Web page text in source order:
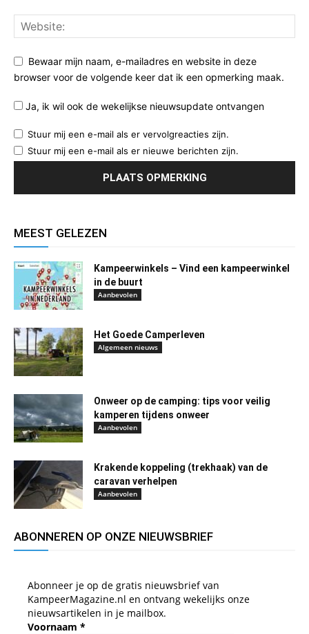
Bewaar mijn naam, e-mailadres en website in deze
browser voor de volgende keer dat ik een opmerking maak.
Ja, ik wil ook de wekelijkse nieuwsupdate ontvangen
Stuur mij een e-mail als er vervolgreacties zijn.
Stuur mij een e-mail als er nieuwe berichten zijn.
MEEST GELEZEN
Kampeerwinkels – Vind een kampeerwinkel
in de buurt
Aanbevolen
Het Goede Camperleven
Algemeen nieuws
Onweer op de camping: tips voor veilig
kamperen tijdens onweer
Aanbevolen
Krakende koppeling (trekhaak) van de
caravan verhelpen
Aanbevolen
ABONNEREN OP ONZE NIEUWSBRIEF
Abonneer je op de gratis nieuwsbrief van
KampeerMagazine.nl en ontvang wekelijks onze
nieuwsartikelen in je mailbox.
Voornaam *